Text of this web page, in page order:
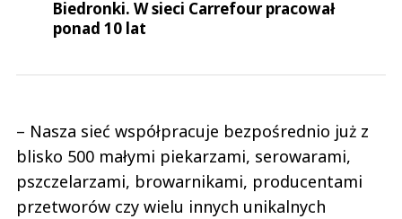
Biedronki. W sieci Carrefour pracował
ponad 10 lat
– Nasza sieć współpracuje bezpośrednio już z
blisko 500 małymi piekarzami, serowarami,
pszczelarzami, browarnikami, producentami
przetworów czy wielu innych unikalnych